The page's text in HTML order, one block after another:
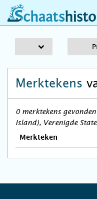
schaatshistorie.nl
Merktekens
0 merktekens
Island), Verenigde
Merkteken